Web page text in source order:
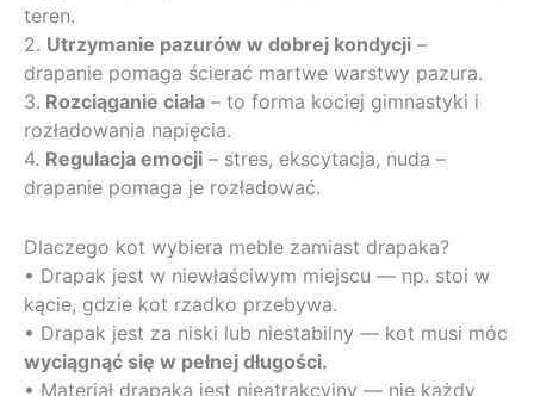
teren.
2. Utrzymanie pazurów w dobrej kondycji –
drapanie pomaga ścierać martwe warstwy pazura.
3. Rozciąganie ciała – to forma kociej gimnastyki i
rozładowania napięcia.
4. Regulacja emocji – stres, ekscytacja, nuda –
drapanie pomaga je rozładować.
Dlaczego kot wybiera meble zamiast drapaka?
• Drapak jest w niewłaściwym miejscu — np. stoi w
kącie, gdzie kot rzadko przebywa.
• Drapak jest za niski lub niestabilny — kot musi móc
wyciągnąć się w pełnej długości.
• Materiał drapaka jest nieatrakcyjny — nie każdy